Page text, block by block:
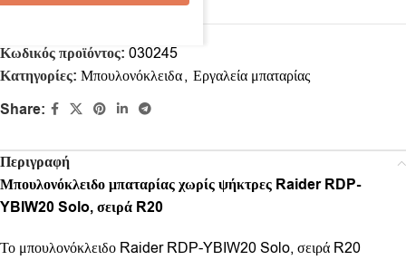
Κωδικός προϊόντος: 030245
Κατηγορίες: Μπουλονόκλειδα, Εργαλεία μπαταρίας
Share:
Περιγραφή
Μπουλονόκλειδο μπαταρίας χωρίς ψήκτρες Raider RDP-
YBIW20 Solo, σειρά R20
Το μπουλονόκλειδο Raider RDP-YBIW20 Solo, σειρά R20